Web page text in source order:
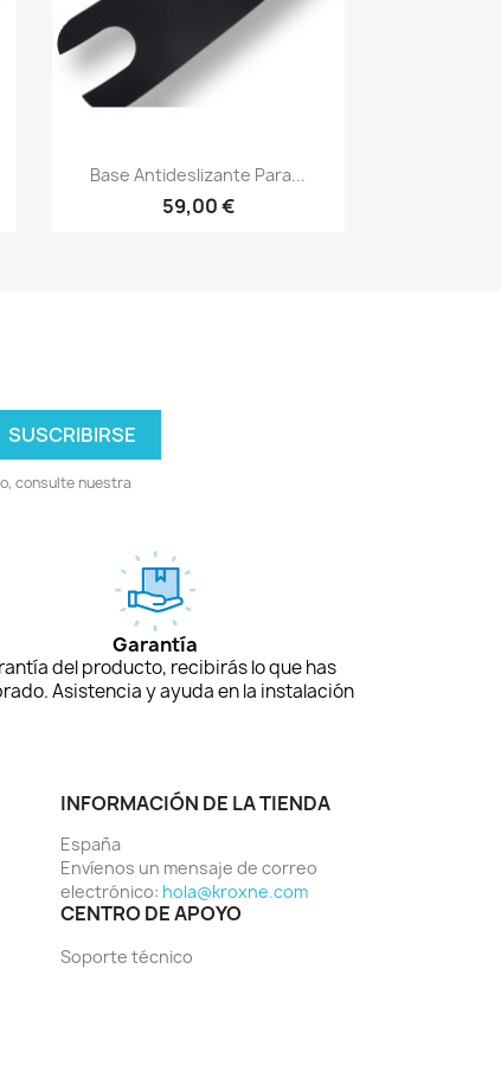
Vista rápida
Base Antideslizante Para...
59,00 €
consulte nuestra
Garantía
del producto, recibirás lo que has
Asistencia y ayuda en la instalación
INFORMACIÓN DE LA TIENDA
España
Envíenos un mensaje de correo
electrónico: hola@kroxne.com
CENTRO DE APOYO
Soporte técnico